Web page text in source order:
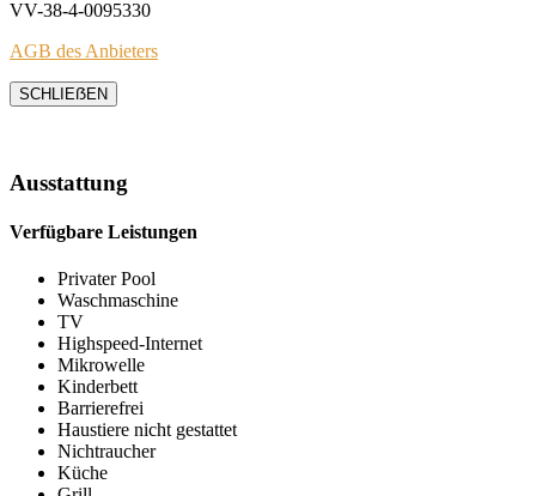
VV-38-4-0095330
AGB des Anbieters
SCHLIEẞEN
Ausstattung
Verfügbare Leistungen
Privater Pool
Waschmaschine
TV
Highspeed-Internet
Mikrowelle
Kinderbett
Barrierefrei
Haustiere nicht gestattet
Nichtraucher
Küche